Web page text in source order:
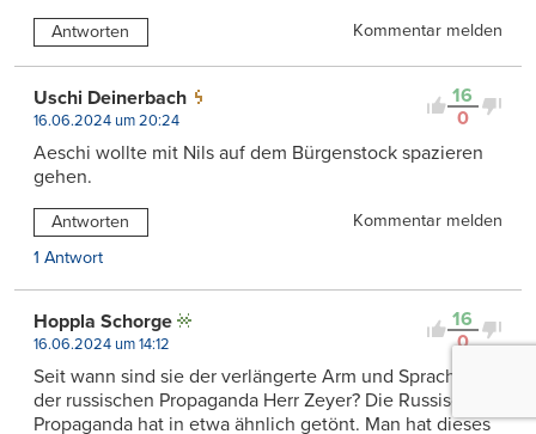
Antworten Kommentar melden
16
0
Uschi Deinerbach
16.06.2024 um 20:24
Aeschi wollte mit Nils auf dem Bürgenstock spazieren
gehen.
Antworten
Kommentar melden
1 Antwort
16
0
Hoppla Schorge
16.06.2024 um 14:12
Seit wann sind sie der verlängerte Arm und Sprachrohr
der russischen Propaganda Herr Zeyer? Die Russische
Propaganda hat in etwa ähnlich getönt. Man hat dieses